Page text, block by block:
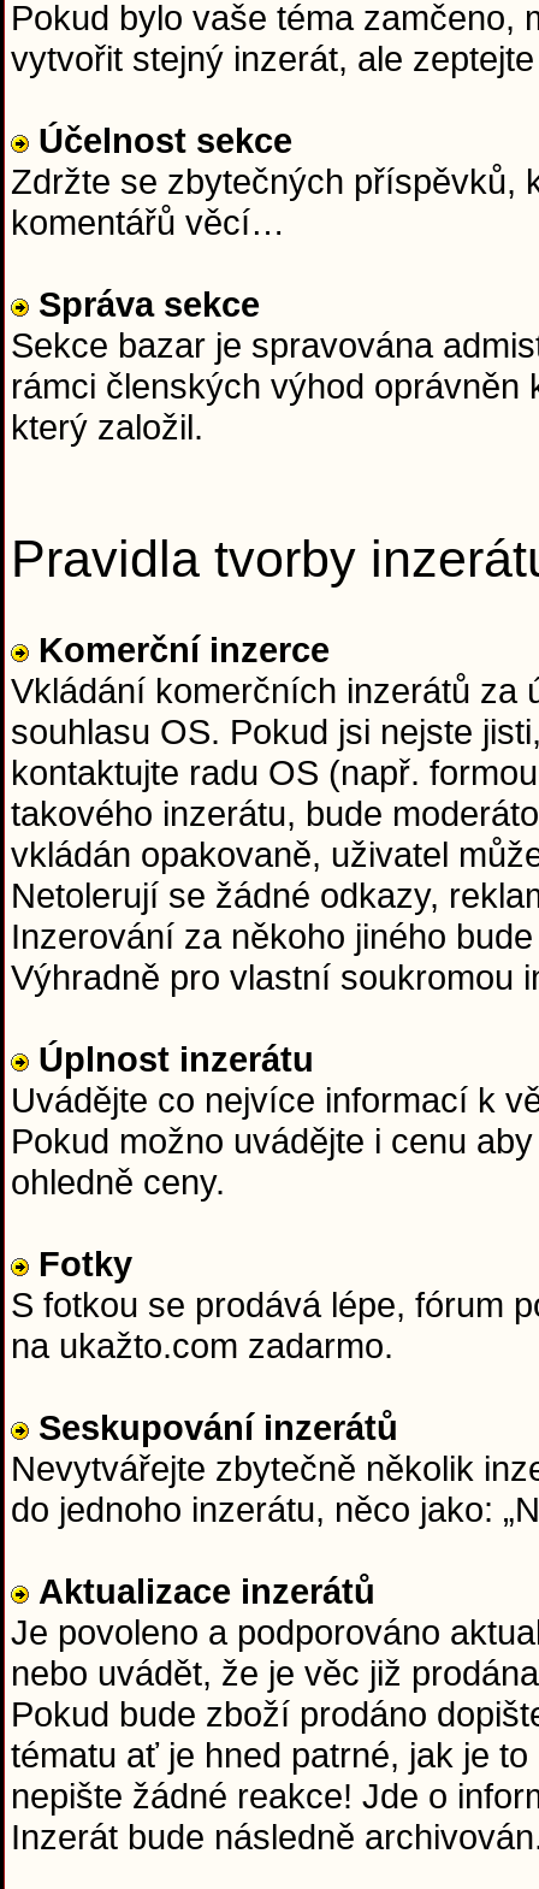
Pokud bylo vaše téma zamčeno,
vytvořit stejný inzerát, ale
Účelnost sekce
Zdržte se zbytečných příspěvků,
komentářů věcí…
Správa sekce
Sekce bazar je spravována
rámci členských výhod
který založil.
Pravidla tvorby
Komerční inzerce
Vkládání komerčních inzerátů za
souhlasu OS. Pokud jsi nejste
kontaktujte radu OS (např.
takového inzerátu, bude
vkládán opakovaně, uživatel
Netolerují se žádné odkazy,
Inzerování za někoho jiného
Výhradně pro vlastní soukromou
Úplnost inzerátu
Uvádějte co nejvíce informací k
Pokud možno uvádějte i cenu
ohledně ceny.
Fotky
S fotkou se prodává lépe, fórum
na ukažto.com zadarmo.
Seskupování inzerátů
Nevytvářejte zbytečně několik
do jednoho inzerátu, něco jako:
Aktualizace inzerátů
Je povoleno a podporováno
nebo uvádět, že je věc již
Pokud bude zboží prodáno
tématu ať je hned patrné, jak je
nepište žádné reakce! Jde o
Inzerát bude následně